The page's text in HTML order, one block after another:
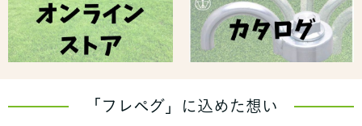
「フレペグ」に込めた想い